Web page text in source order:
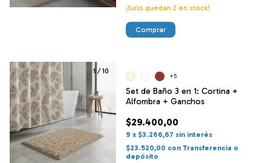
¡Solo quedan 2 en stock!
Comprar
1 /10
Set de Baño 3 en 1: Cortina +
Alfombra + Ganchos
$29.400,00
9 x $3.266,67 sin interés
$23.520,00 con Transferencia o
depósito
+5